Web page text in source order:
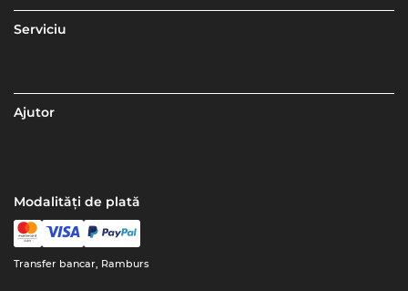
Serviciu
Ajutor
Modalități de plată
Transfer bancar, Ramburs